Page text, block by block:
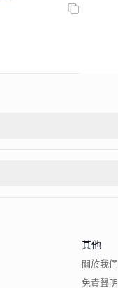
其他
關於我們
免責聲明